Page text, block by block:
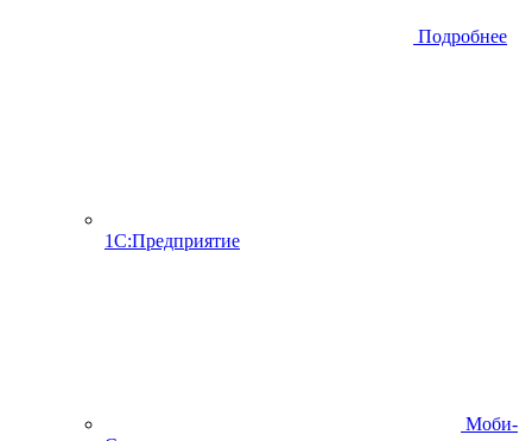
Подробнее
1С:Предприятие
Моби-